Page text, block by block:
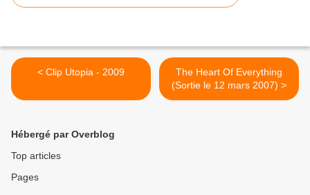
< Clip Utopia - 2009
The Heart Of Everything
(Sortie le 12 mars 2007) >
Hébergé par Overblog
Top articles
Pages